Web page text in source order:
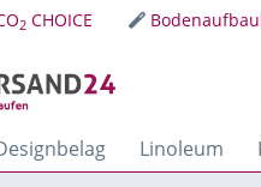
2 CHOICE
Linoleum